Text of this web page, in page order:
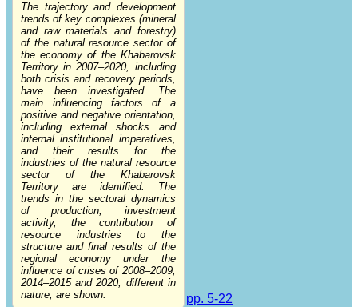
The trajectory and development
trends of key complexes (mineral
and raw materials and forestry)
of the natural resource sector of
the economy of the Khabarovsk
Territory in 2007–2020, including
both crisis and recovery periods,
have been investigated. The
main influencing factors of a
positive and negative orientation,
including external shocks and
internal institutional imperatives,
and their results for the
industries of the natural resource
sector of the Khabarovsk
Territory are identified. The
trends in the sectoral dynamics
of production, investment
activity, the contribution of
resource industries to the
structure and final results of the
regional economy under the
influence of crises of 2008–2009,
2014–2015 and 2020, different in
nature, are shown.
pp. 5-22